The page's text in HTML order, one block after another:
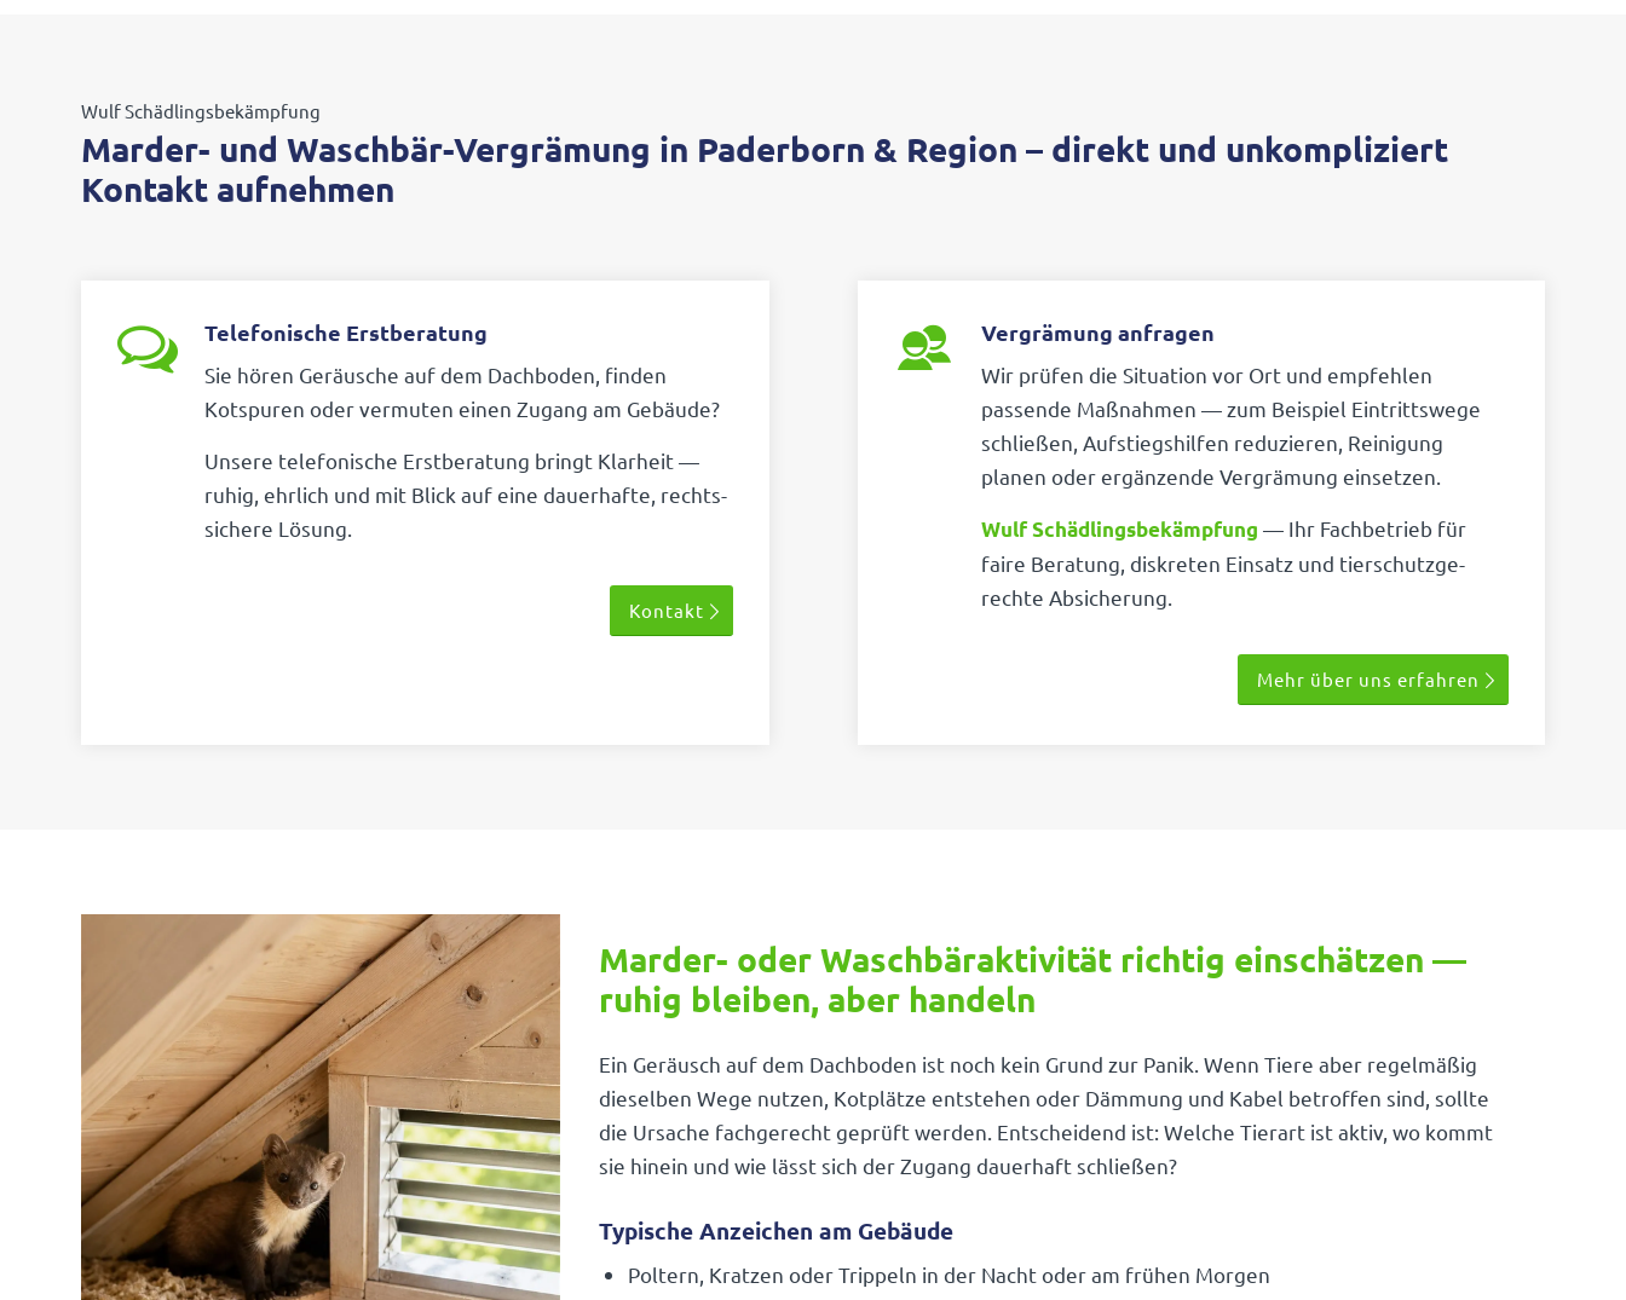
Wulf Schäd­lings­be­kämp­fung
Marder- und Waschbär-Vergrämung in Paderborn & Region – direkt und unkompliziert
Kontakt aufnehmen
Telefonische Erstberatung
Sie hören Geräu­sche auf dem Dach­boden, finden
Kotspuren oder vermuten einen Zugang am Gebäude?
Unsere tele­fo­ni­sche Erst­be­ra­tung bringt Klar­heit —
ruhig, ehrlich und mit Blick auf eine dauer­hafte, rechts­
si­chere Lösung.
Kontakt
Vergrämung anfragen
Wir prüfen die Situa­tion vor Ort und empfehlen
passende Maßnahmen — zum Beispiel Eintritts­wege
schließen, Aufstiegs­hilfen redu­zieren, Reini­gung
planen oder ergän­zende Vergrä­mung einsetzen.
Wulf Schäd­lings­be­kämp­fung — Ihr Fach­be­trieb für
faire Bera­tung, diskreten Einsatz und tier­schutz­ge­
rechte Absicherung.
Mehr über uns erfahren
Marder- oder Waschbäraktivität richtig einschätzen —
ruhig bleiben, aber handeln
Ein Geräusch auf dem Dach­boden ist noch kein Grund zur Panik. Wenn Tiere aber regel­mäßig
dieselben Wege nutzen, Kotplätze entstehen oder Dämmung und Kabel betroffen sind, sollte
die Ursache fach­ge­recht geprüft werden. Entschei­dend ist: Welche Tierart ist aktiv, wo kommt
sie hinein und wie lässt sich der Zugang dauer­haft schließen?
Typische Anzeichen am Gebäude
Poltern, Kratzen oder Trip­peln in der Nacht oder am frühen Morgen